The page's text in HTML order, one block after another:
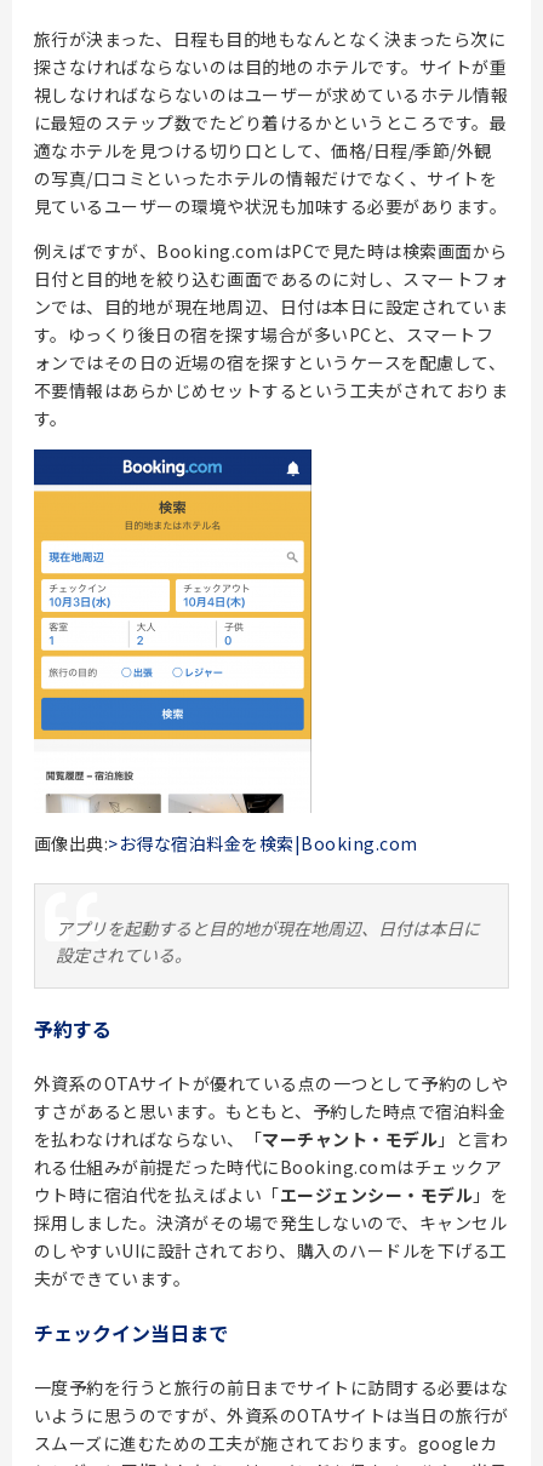
旅行が決まった、日程も目的地もなんとなく決まったら次に
探さなければならないのは目的地のホテルです。サイトが重
視しなければならないのはユーザーが求めているホテル情報
に最短のステップ数でたどり着けるかというところです。最
適なホテルを見つける切り口として、価格/日程/季節/外観
の写真/口コミといったホテルの情報だけでなく、サイトを
見ているユーザーの環境や状況も加味する必要があります。
例えばですが、Booking.comはPCで見た時は検索画面から
日付と目的地を絞り込む画面であるのに対し、スマートフォ
ンでは、目的地が現在地周辺、日付は本日に設定されていま
す。ゆっくり後日の宿を探す場合が多いPCと、スマートフ
ォンではその日の近場の宿を探すというケースを配慮して、
不要情報はあらかじめセットするという工夫がされておりま
す。
画像出典:>お得な宿泊料金を検索|Booking.com
アプリを起動すると目的地が現在地周辺、日付は本日に
設定されている。
予約する
外資系のOTAサイトが優れている点の一つとして予約のしや
すさがあると思います。もともと、予約した時点で宿泊料金
を払わなければならない、「マーチャント・モデル 」と言わ
れる仕組みが前提だった時代にBooking.comはチェックア
ウト時に宿泊代を払えばよい「エージェンシー・モデル 」を
採用しました。決済がその場で発生しないので、キャンセル
のしやすいUIに設計されており、購入のハードルを下げる工
夫ができています。
チェックイン当日まで
一度予約を行うと旅行の前日までサイトに訪問する必要はな
いように思うのですが、外資系のOTAサイトは当日の旅行が
スムーズに進むための工夫が施されております。googleカ